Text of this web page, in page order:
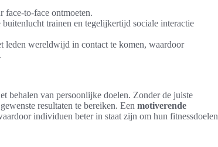
face-to-face ontmoeten.
trainen en tegelijkertijd sociale interactie
leden wereldwijd in contact te komen, waardoor
behalen van persoonlijke doelen. Zonder de juiste
resultaten te bereiken. Een motiverende
individuen beter in staat zijn om hun fitnessdoelen